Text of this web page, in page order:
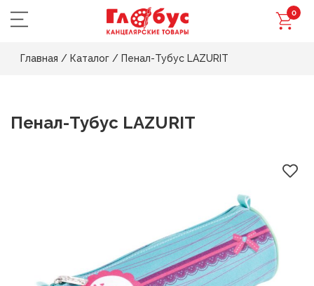
0
Главная / Каталог / Пенал-Тубус LAZURIT
Пенал-Тубус LAZURIT